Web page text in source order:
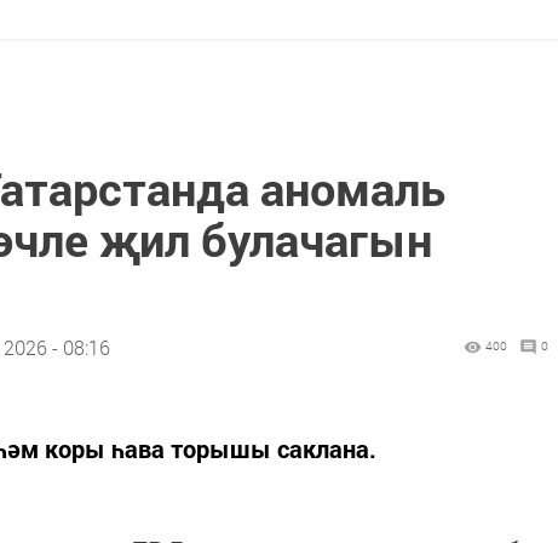
аномаль
җил булачагын
- 08:16 400 0
коры һава торышы саклана.